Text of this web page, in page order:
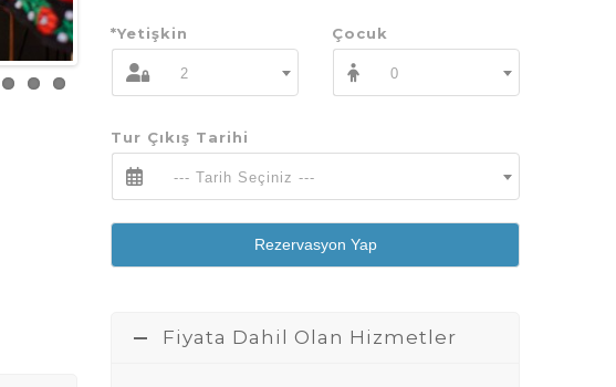
*Yetişkin
2
Çocuk
0
Tur Çıkış Tarihi
--- Tarih Seçiniz ---
Rezervasyon Yap
Fiyata Dahil Olan Hizmetler